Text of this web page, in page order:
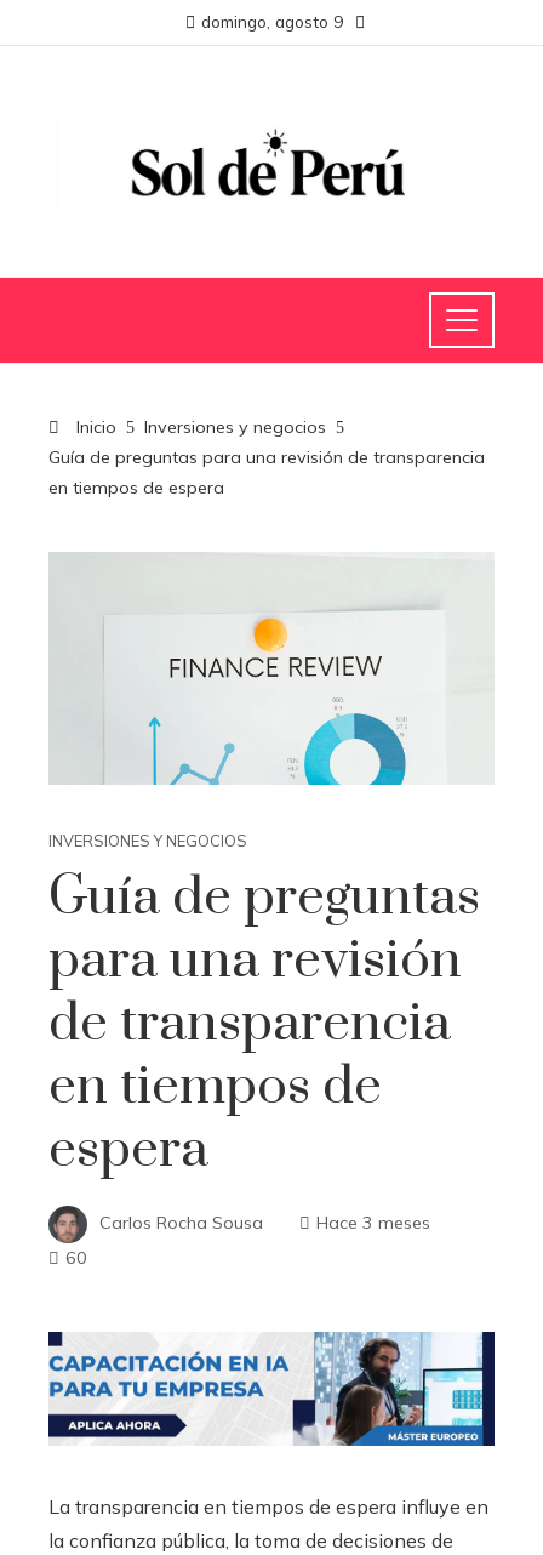
domingo, agosto 9
Inicio
Inversiones y negocios
Guía de preguntas para una revisión de transparencia
en tiempos de espera
INVERSIONES Y NEGOCIOS
Guía de preguntas
para una revisión
de transparencia
en tiempos de
espera
Carlos Rocha Sousa
Hace 3 meses
60
La transparencia en tiempos de espera influye en
la confianza pública, la toma de decisiones de